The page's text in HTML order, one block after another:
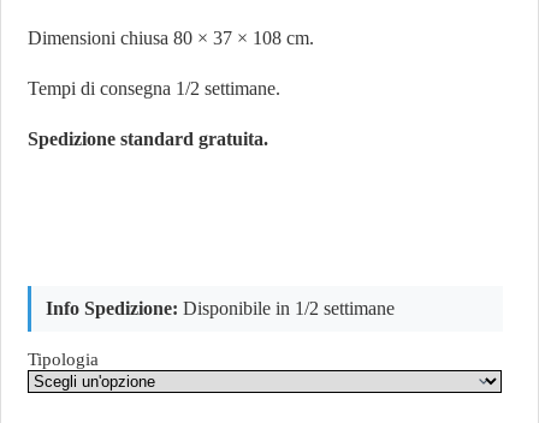
Dimensioni chiusa 80 × 37 × 108 cm.
Tempi di consegna 1/2 settimane.
Spedizione standard gratuita.
Info Spedizione: Disponibile in 1/2 settimane
Tipologia